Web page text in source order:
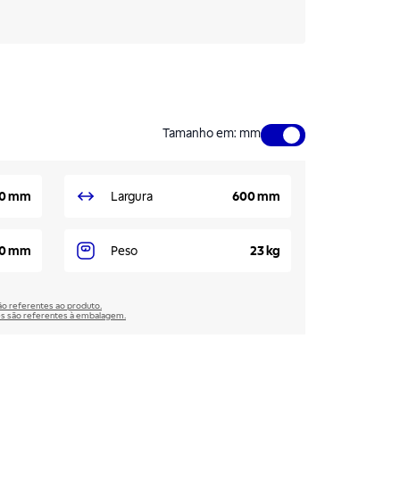
Tamanho em: mm
mm Largura 600 mm
mm Peso 23 kg
referentes ao produto.
são referentes à embalagem.